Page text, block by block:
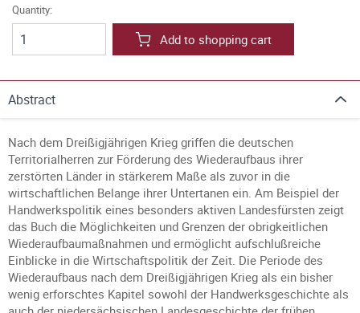
Quantity:
Add to shopping cart
Abstract
Nach dem Dreißigjährigen Krieg griffen die deutschen
Territorialherren zur Förderung des Wiederaufbaus ihrer
zerstörten Länder in stärkerem Maße als zuvor in die
wirtschaftlichen Belange ihrer Untertanen ein. Am Beispiel der
Handwerkspolitik eines besonders aktiven Landesfürsten zeigt
das Buch die Möglichkeiten und Grenzen der obrigkeitlichen
Wiederaufbaumaßnahmen und ermöglicht aufschlußreiche
Einblicke in die Wirtschaftspolitik der Zeit. Die Periode des
Wiederaufbaus nach dem Dreißigjährigen Krieg als ein bisher
wenig erforschtes Kapitel sowohl der Handwerksgeschichte als